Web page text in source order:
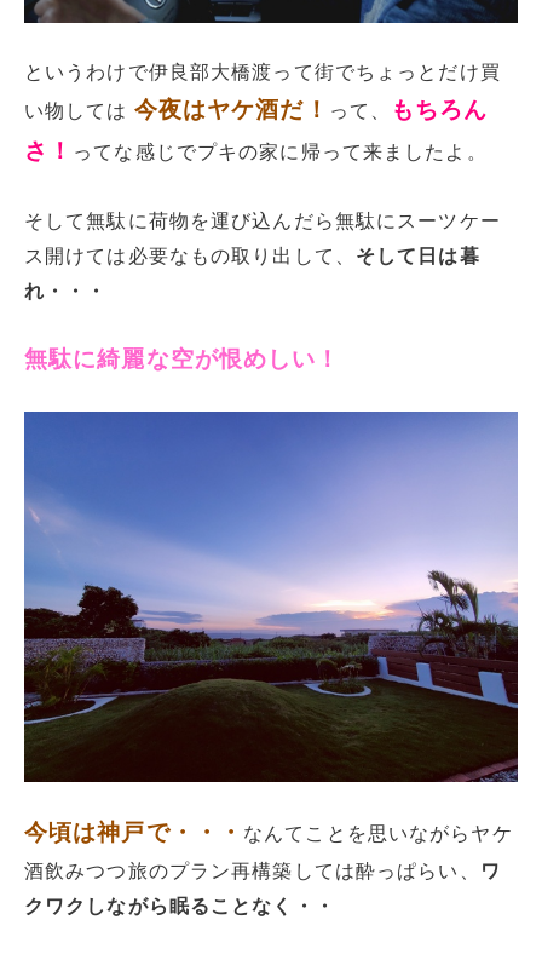
というわけで伊良部大橋渡って街でちょっとだけ買
い物しては 今夜はヤケ酒だ！ って、
もちろん
さ！ ってな感じでプキの家に帰って来ましたよ。
そして無駄に荷物を運び込んだら無駄にスーツケー
ス開けては必要なもの取り出して、 そして日は暮
れ・・・
無駄に綺麗な空が恨めしい！
今頃は神戸で・・・ なんてことを思いながらヤケ
酒飲みつつ旅のプラン再構築しては酔っぱらい、
ワ
クワクしながら眠ることなく・・